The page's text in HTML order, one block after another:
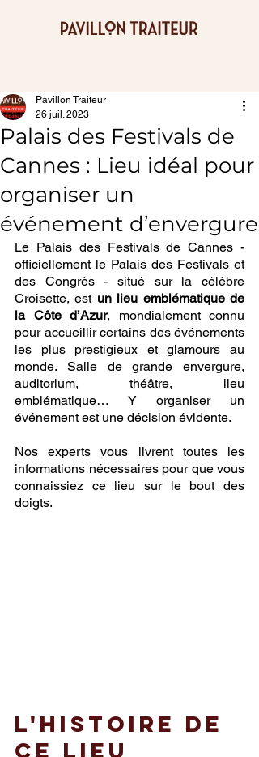
Palais des Festivals de
Cannes : Lieu idéal pour
organiser un
événement d’envergure
Pavillon Traiteur
26 juil. 2023
Le Palais des Festivals de Cannes -
officiellement le Palais des Festivals et
des Congrès - situé sur la célèbre
Croisette, est un lieu emblématique de
la Côte d’Azur, mondialement connu
pour accueillir certains des événements
les plus prestigieux et glamours au
monde. Salle de grande envergure,
auditorium, théâtre, lieu
emblématique… Y organiser un
événement est une décision évidente.
Nos experts vous livrent toutes les
informations nécessaires pour que vous
connaissiez ce lieu sur le bout des
doigts.
L'histoire de
ce lieu